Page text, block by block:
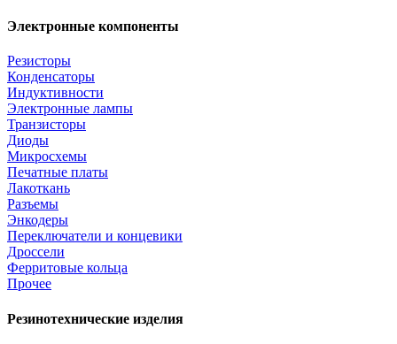
Электронные компоненты
Резисторы
Конденсаторы
Индуктивности
Электронные лампы
Транзисторы
Диоды
Микросхемы
Печатные платы
Лакоткань
Разъемы
Энкодеры
Переключатели и концевики
Дроссели
Ферритовые кольца
Прочее
Резинотехнические изделия